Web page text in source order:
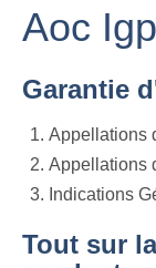
Aoc
Garantie
Appellations
Appellations
Indications
Tout sur